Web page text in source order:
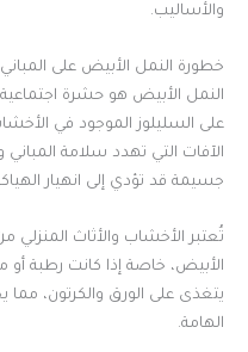
والأساليب.
خطورة النمل الأبيض على المباني
النمل الأبيض هو حشرة
على السليلوز الموجود في
الآفات التي تهدد سلامة
جسيمة قد تؤدي إلى انهيار
تُعتبر الأخشاب والأثاث المنزلي
الأبيض، خاصة إذا كانت رطبة أو
يتغذى على الورق والكرتون، مما
الهامة.